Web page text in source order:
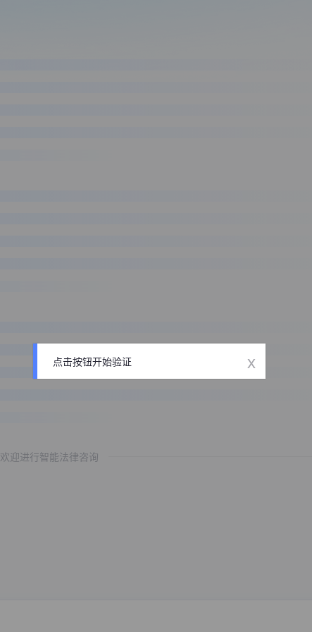
欢迎进行智能法律咨询
点击按钮开始验证 x